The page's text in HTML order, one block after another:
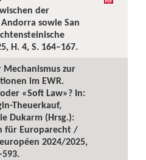
der
sowie San
H. 4, S. 164–167.
Mechanismus zur
im EWR.
«Soft Law»? In:
Theuerkauf,
Dukarm (Hrsg.):
für Europarecht /
2024/2025,